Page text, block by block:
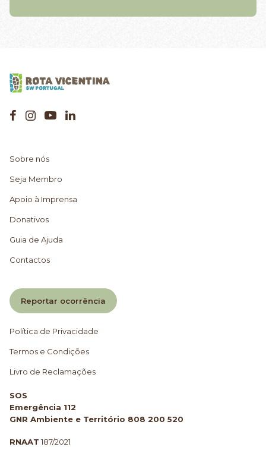
Sobre nós
Seja Membro
Apoio à Imprensa
Donativos
Guia de Ajuda
Contactos
Reportar ocorrência
Política de Privacidade
Termos e Condições
Livro de Reclamações
SOS
Emergência 112
GNR Ambiente e Território 808 200 520
RNAAT 187/2021